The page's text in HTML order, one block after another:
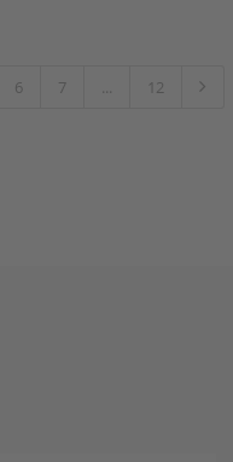
6 7 ... 12